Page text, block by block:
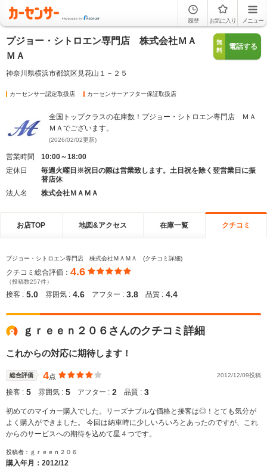
履歴 お気に入り メニュー
プジョー・シトロエン専門店 株式会社ＭＡ
ＭＡ
神奈川県横浜市都筑区見花山１－２５
無
料
電話する
カーセンサー認定取扱店 カーセンサーアフター保証取扱店
全国トップクラスの在庫数！プジョー・シトロエン専門店 ＭＡ
ＭＡでございます。
(2026/02/02更新)
営業時間
10:00～18:00
定休日
毎週火曜日※祝日の際は営業致します。土日祝を除く翌営業日に振
替店休
法人名
株式会社ＭＡＭＡ
お店TOP 地図&アクセス 在庫一覧 クチコミ
プジョー・シトロエン専門店 株式会社ＭＡＭＡ (クチコミ詳細)
クチコミ総合評価： 4.6
（投稿数257件）
接客 : 5.0 雰囲気 : 4.6 アフター : 3.8 品質 : 4.4
ｇｒｅｅｎ２０６さんのクチコミ詳細
これからの対応に期待します！
総合評価 4点 2012/12/09投稿
接客 : 5 雰囲気 : 5 アフター : 2 品質 : 3
初めてのマイカー購入でした。リーズナブルな価格と接客は◎！とても気分が
よく購入ができました。 今回は納車時に少しいろいろとあったのですが、これ
からのサービスへの期待を込めて星４つです。
投稿者：ｇｒｅｅｎ２０６
購入年月： 2012/12